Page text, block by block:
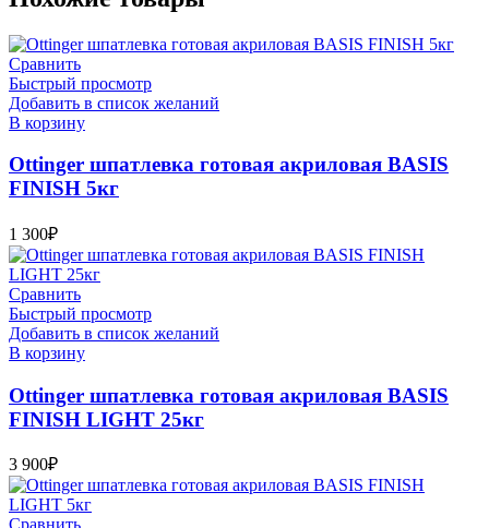
Сравнить
Быстрый просмотр
Добавить в список желаний
В корзину
Ottinger шпатлевка готовая акриловая BASIS
FINISH 5кг
1 300₽
Сравнить
Быстрый просмотр
Добавить в список желаний
В корзину
Ottinger шпатлевка готовая акриловая BASIS
FINISH LIGHT 25кг
3 900₽